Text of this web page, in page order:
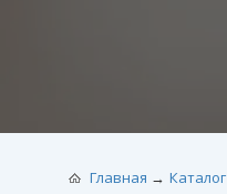
Главная Каталог